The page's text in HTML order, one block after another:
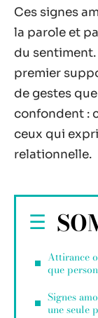
Ces signes
la parole et
du
premier
de gestes
confondent :
ceux qui
relationnelle.
Attirance
que
Signes
une seule